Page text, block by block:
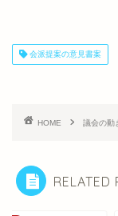
会派提案の意見書案
HOME 議会の動
RELATED